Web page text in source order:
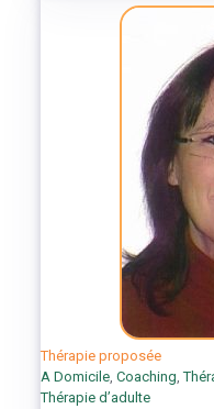
Thérapie proposée
A Domicile, Coaching,
Thérapie d’adulte